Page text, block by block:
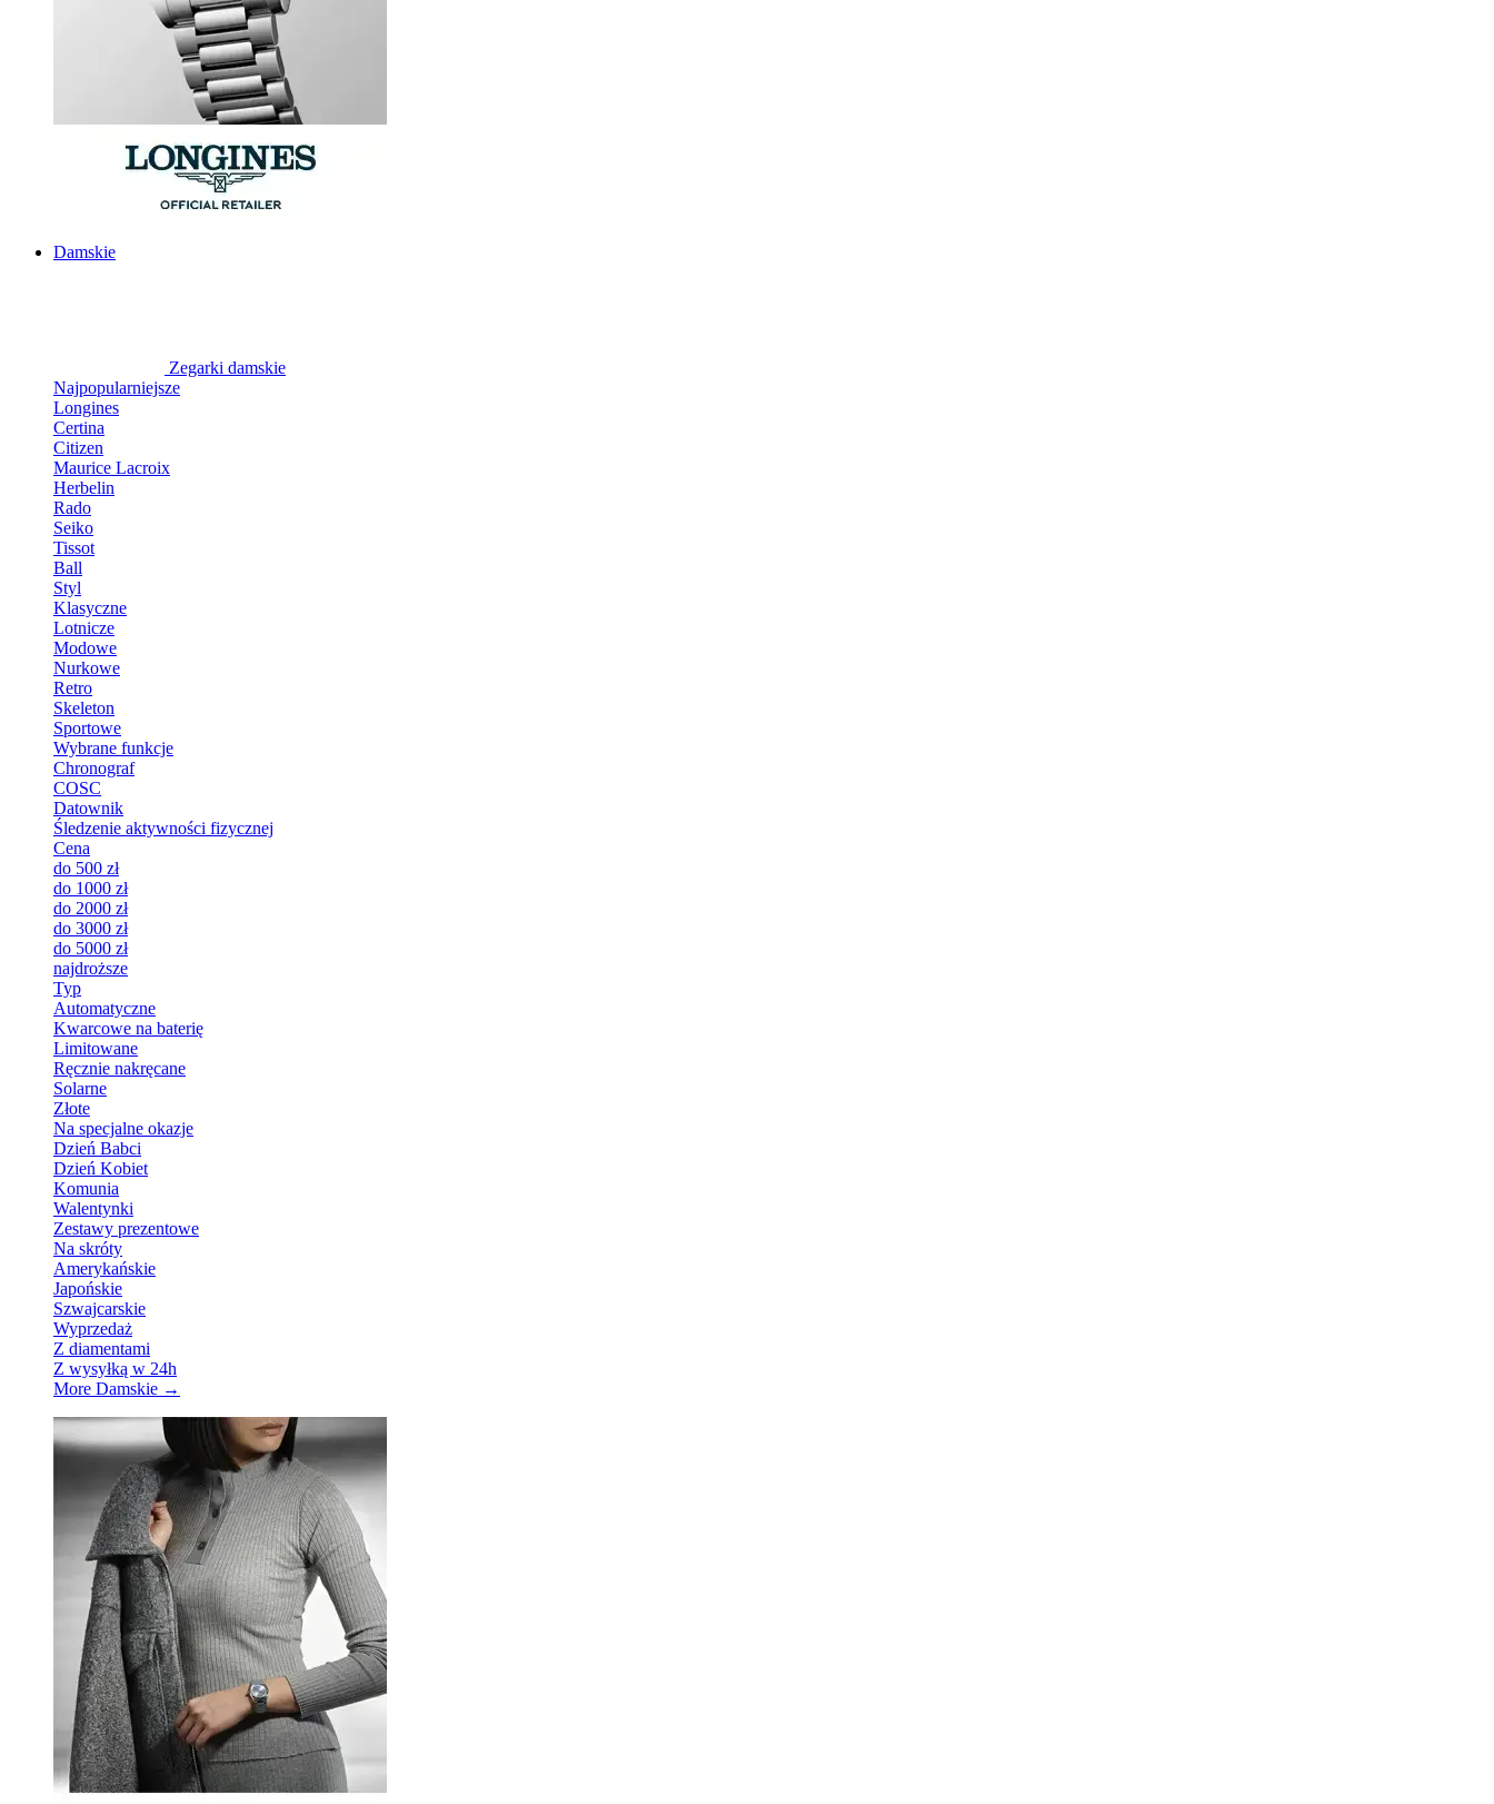
Damskie
Zegarki damskie
Najpopularniejsze
Longines
Certina
Citizen
Maurice Lacroix
Herbelin
Rado
Seiko
Tissot
Ball
Styl
Klasyczne
Lotnicze
Modowe
Nurkowe
Retro
Skeleton
Sportowe
Wybrane funkcje
Chronograf
COSC
Datownik
Śledzenie aktywności fizycznej
Cena
do 500 zł
do 1000 zł
do 2000 zł
do 3000 zł
do 5000 zł
najdroższe
Typ
Automatyczne
Kwarcowe na baterię
Limitowane
Ręcznie nakręcane
Solarne
Złote
Na specjalne okazje
Dzień Babci
Dzień Kobiet
Komunia
Walentynki
Zestawy prezentowe
Na skróty
Amerykańskie
Japońskie
Szwajcarskie
Wyprzedaż
Z diamentami
Z wysyłką w 24h
More Damskie →